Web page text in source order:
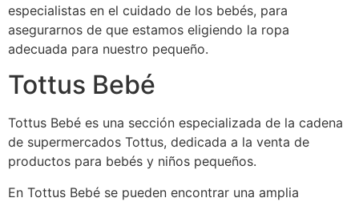
especialistas en el cuidado de los bebés, para
asegurarnos de que estamos eligiendo la ropa
adecuada para nuestro pequeño.
Tottus Bebé
Tottus Bebé es una sección especializada de la cadena
de supermercados Tottus, dedicada a la venta de
productos para bebés y niños pequeños.
En Tottus Bebé se pueden encontrar una amplia